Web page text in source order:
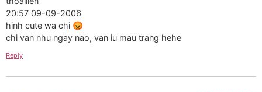
20:57 09-09-2006
hinh cute wa chi 😡
chi van nhu ngay nao, van iu mau trang hehe
Reply